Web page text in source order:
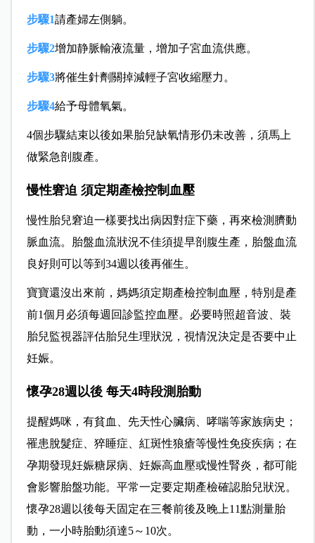
步驟1請產婦左側躺。
步驟2增加静脈輸液流量，增加子宮血流供應。
步驟3將催生針劑關掉減輕子宮收縮壓力。
步驟4給予母體氧氣。
4個步驟結束以後如果胎兒缺氧情形仍未改善，須馬上
做緊急剖腹產。
慢性窘迫 須定期產檢控制血壓
慢性胎兒窘迫一樣要找出病因對症下藥，再來檢測臍動
脈血流。胎盤血流狀況不佳須提早剖腹生產，胎盤血流
良好則可以等到34週 以後再催生。
寶寶還沒出來前，媽媽須定期產檢控制血 壓，特別是產
前1個月必須每週回診監控血壓。必要時照超音波、裝
胎兒監視器評估胎兒生理狀況，視情況決定是否要中止
妊娠。
懷孕28週以後 每天4時段測胎動
提醒媽咪，有貧血、先天性心臟病、哮喘等家族病史；
罹患脫髮症、猝睡症、紅斑性狼瘡等慢性免疫疾病；在
孕期發現妊娠糖尿病、妊娠高血壓或慢性腎炎，都可能
會影響胎盤功能。平常一定要定期產檢確認胎兒狀況。
懷孕28週以後每天固定在三餐前後及晚上11點測量胎
動，一小時胎動須達5～10次。